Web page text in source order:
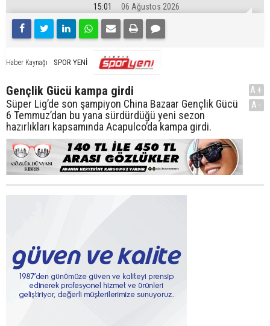
15:01 06 Ağustos 2026
Haber Kaynağı SPOR YENİ
Gençlik Gücü kampa girdi
Süper Lig’de son şampiyon China Bazaar Gençlik Gücü
6 Temmuz’dan bu yana sürdürdüğü yeni sezon
hazırlıkları kapsamında Acapulco’da kampa girdi.
A+
A-